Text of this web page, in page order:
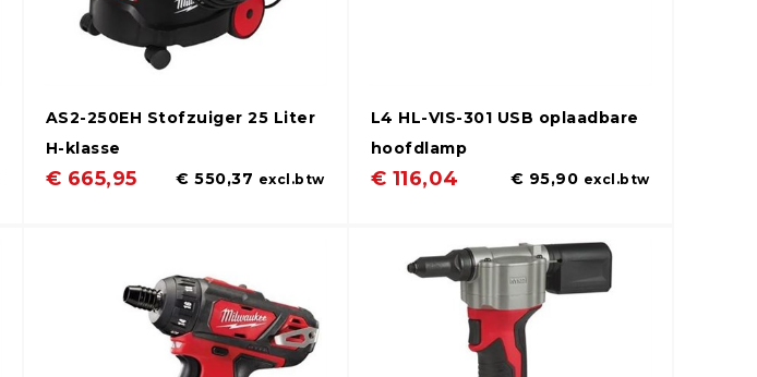
AS2-250EH Stofzuiger 25 Liter
H-klasse
€ 665,95 € 550,37 excl.btw
L4 HL-VIS-301 USB oplaadbare
hoofdlamp
€ 116,04 € 95,90 excl.btw